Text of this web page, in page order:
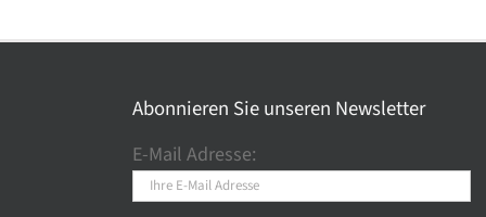
mehrere
auf.
Optionen
können
Abonnieren Sie unseren Newsletter
E-Mail Adresse: